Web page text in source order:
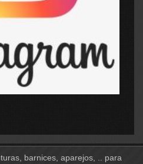
barnices, aparejos, .. para